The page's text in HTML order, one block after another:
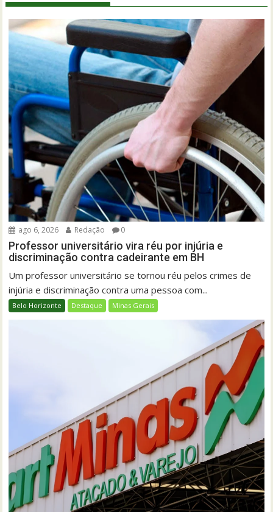
ago 6, 2026 Redação 0
Professor universitário vira réu por injúria e
discriminação contra cadeirante em BH
Um professor universitário se tornou réu pelos crimes de
injúria e discriminação contra uma pessoa com...
Belo Horizonte Destaque Minas Gerais